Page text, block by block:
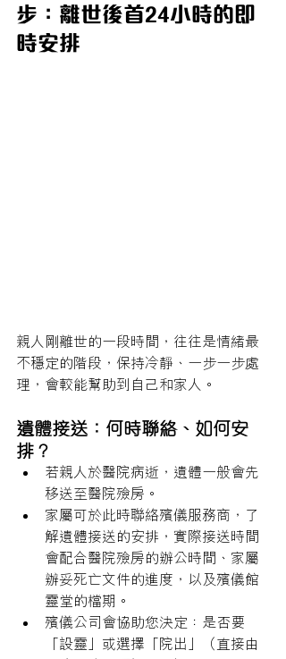
步：離世後首24小時的即
時安排
親人剛離世的一段時間，往往是情緒最
不穩定的階段，保持冷靜、一步一步處
理，會較能幫助到自己和家人。
遺體接送：何時聯絡、如何安
排？
若親人於醫院病逝，遺體一般會先
移送至醫院殮房。
家屬可於此時聯絡殯儀服務商，了
解遺體接送的安排，實際接送時間
會配合醫院殮房的辦公時間、家屬
辦妥死亡文件的進度，以及殯儀館
靈堂的檔期。
殯儀公司會協助您決定：是否要
「設靈」或選擇「院出」（直接由